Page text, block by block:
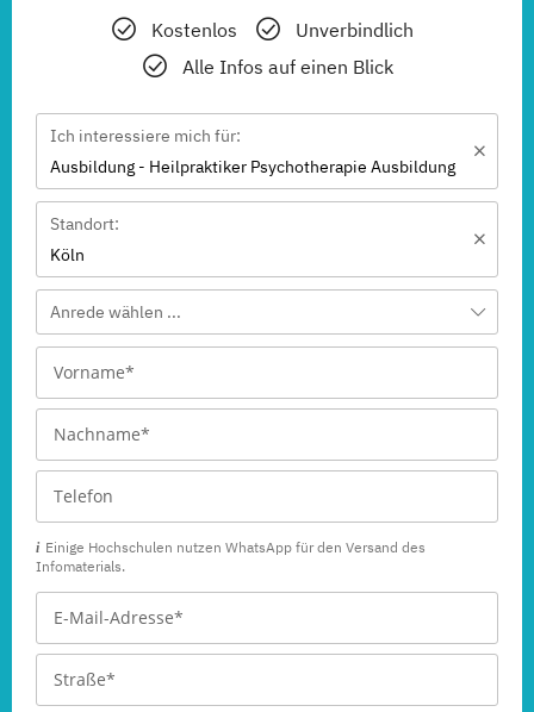
Kostenlos
Unverbindlich
Alle Infos auf einen Blick
Ich interessiere mich für:
Ausbildung - Heilpraktiker Psychotherapie Ausbildung
Standort:
Köln
Anrede wählen ...
Einige Hochschulen nutzen WhatsApp für den Versand des
Infomaterials.